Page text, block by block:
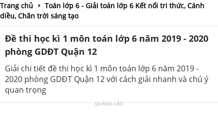
Trang chủ
Toán lớp 6 - Giải toán lớp 6 Kết nối tri thức, Cánh
diều, Chân trời sáng tạo
Đề thi học kì 1 môn toán lớp 6 năm 2019 - 2020
phòng GDĐT Quận 12
Giải chi tiết đề thi học kì 1 môn toán lớp 6 năm 2019 -
2020 phòng GDĐT Quận 12 với cách giải nhanh và chú ý
quan trọng
QUẢNG CÁO